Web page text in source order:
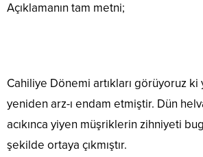
Açıklamanın tam metni;
Cahiliye Dönemi artıkları görüyoruz ki
yeniden arz-ı endam etmiştir. Dün
acıkınca yiyen müşriklerin zihniyeti
şekilde ortaya çıkmıştır.